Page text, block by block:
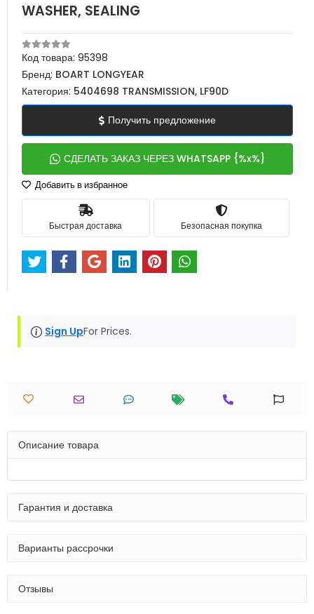
WASHER, SEALING
Код товара: 95398
Бренд: BOART LONGYEAR
Категория: 5404698 TRANSMISSION, LF90D
Получить предложение
СДЕЛАТЬ ЗАКАЗ ЧЕРЕЗ WHATSAPP {%x%}
Добавить в избранное
Быстрая доставка Безопасная покупка
Sign UpFor Prices.
Описание товара
Гарантия и доставка
Варианты рассрочки
Отзывы